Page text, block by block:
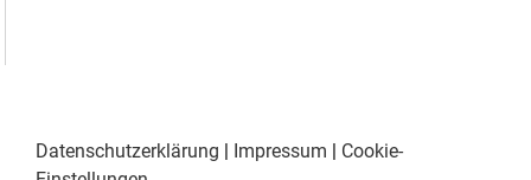
Datenschutzerklärung | Impressum | Cookie-